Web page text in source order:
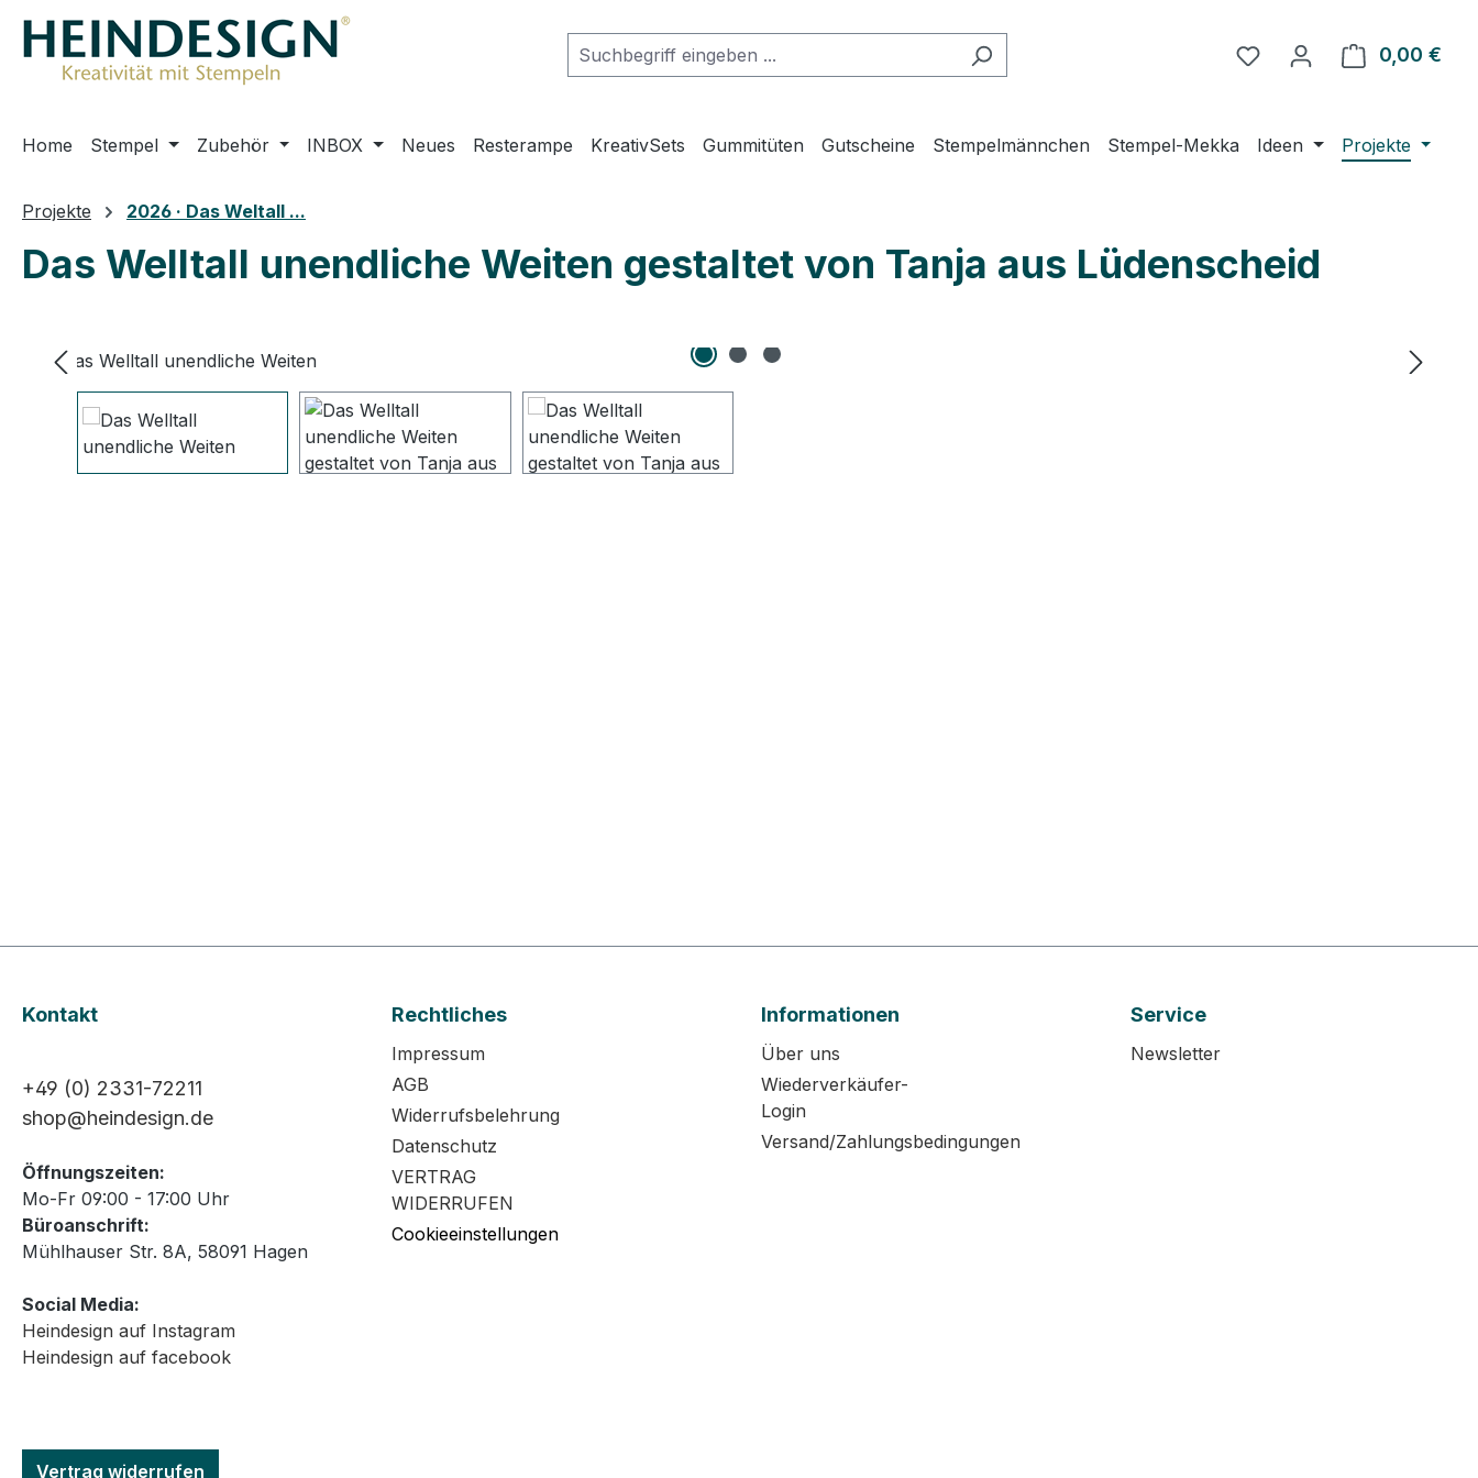
Hauptinhalt springen
Zur Suche springen
Zur Hauptnavigation springen
Du hast 0 Produkte auf
0,00 €
Home Stempel Zubehör INBOX Neues Resterampe KreativSets Gummitüten Gutscheine Stempelmännchen Stempel-Mekka Ideen Projekte
Projekte 2026 · Das Weltall ...
Das Welltall unendliche Weiten gestaltet von Tanja aus Lüdenscheid
Kontakt
+49 (0) 2331-72211
shop@heindesign.de
Öffnungszeiten:
Mo-Fr 09:00 - 17:00 Uhr
Büroanschrift:
Mühlhauser Str. 8A, 58091 Hagen
Social Media:
Heindesign auf Instagram
Heindesign auf facebook
Vertrag widerrufen
Rechtliches
Impressum
AGB
Widerrufsbelehrung
Datenschutz
VERTRAG
WIDERRUFEN
Cookieeinstellungen
Informationen
Über uns
Wiederverkäufer-
Login
Versand/Zahlungsbedingungen
Service
Newsletter